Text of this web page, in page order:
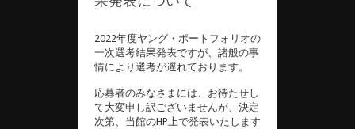
2022年度ヤング・ポートフォリオの
一次選考結果発表ですが、諸般の事
情により選考が遅れております。
応募者のみなさまには、お待たせし
て大変申し訳ございませんが、決定
次第、当館のHP上で発表いたします